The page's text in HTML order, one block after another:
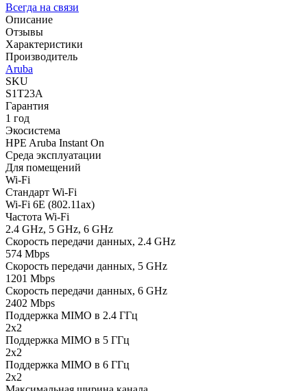
Всегда на связи
Описание
Отзывы
Характеристики
Производитель
Aruba
SKU
S1T23A
Гарантия
1 год
Экосистема
HPE Aruba Instant On
Среда эксплуатации
Для помещений
Wi-Fi
Стандарт Wi-Fi
Wi-Fi 6E (802.11ax)
Частота Wi-Fi
2.4 GHz, 5 GHz, 6 GHz
Скорость передачи данных, 2.4 GHz
574 Mbps
Скорость передачи данных, 5 GHz
1201 Mbps
Скорость передачи данных, 6 GHz
2402 Mbps
Поддержка MIMO в 2.4 ГГц
2x2
Поддержка MIMO в 5 ГГц
2x2
Поддержка MIMO в 6 ГГц
2x2